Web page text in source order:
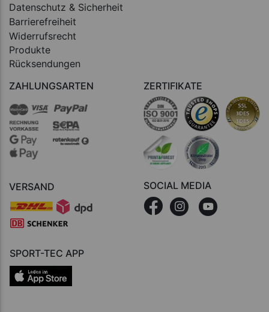
Datenschutz & Sicherheit
Barrierefreiheit
Widerrufsrecht
Produkte
Rücksendungen
ZAHLUNGSARTEN
VERSAND
ZERTIFIKATE
SOCIAL MEDIA
SPORT-TEC APP